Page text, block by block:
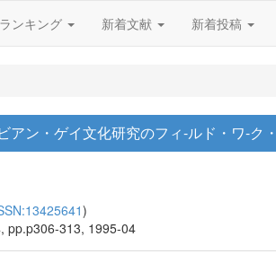
ンキング 新着文献 新着投稿
アン・ゲイ文化研究のフィ-ルド・ワ-ク
)
pp.p306-313, 1995-04